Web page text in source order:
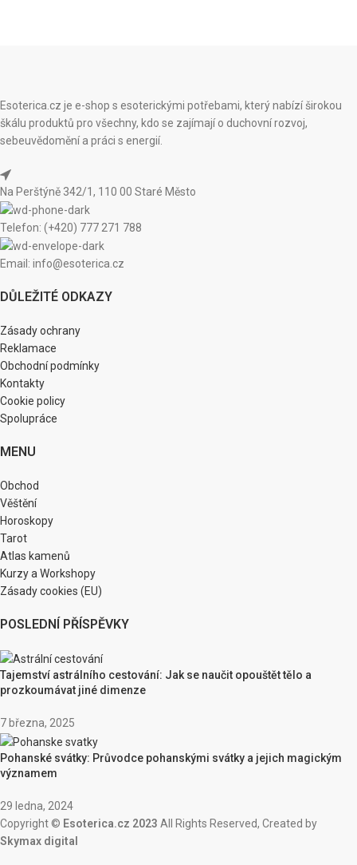
Esoterica.cz je e-shop s esoterickými potřebami, který nabízí širokou
škálu produktů pro všechny, kdo se zajímají o duchovní rozvoj,
sebeuvědomění a práci s energií.
Na Perštýně 342/1, 110 00 Staré Město
Telefon: (+420) 777 271 788
Email: info@esoterica.cz
DŮLEŽITÉ ODKAZY
Zásady ochrany
Reklamace
Obchodní podmínky
Kontakty
Cookie policy
Spolupráce
MENU
Obchod
Věštění
Horoskopy
Tarot
Atlas kamenů
Kurzy a Workshopy
Zásady cookies (EU)
POSLEDNÍ PŘÍSPĚVKY
Tajemství astrálního cestování: Jak se naučit opouštět tělo a
prozkoumávat jiné dimenze
7 března, 2025
Pohanské svátky: Průvodce pohanskými svátky a jejich magickým
významem
29 ledna, 2024
Copyright © Esoterica.cz 2023 All Rights Reserved, Created by
Skymax digital